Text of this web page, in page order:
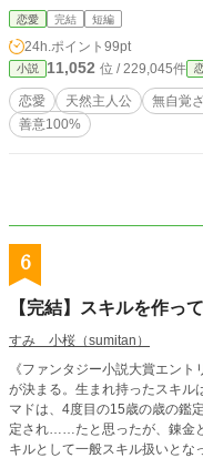
恋愛 完結 短編
24h.ポイント 99pt
小説 11,052 位 / 229,045件
恋愛 天然主人公 無自覚
善意100%
6
【完結】スキルを作っ
すみ 小桜（sumitan）
《ファンタジー小説大賞エン
が決まる。生まれ持ったスキル
マドは、4度目の15歳の歳の鑑
定され……たと思ったが、錬金
キルとして一般スキル扱いと